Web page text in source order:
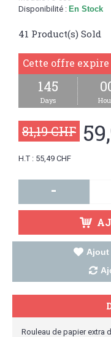
Disponibilité : En Stock
41 Product(s) Sold
Cette offre expire
145
Days
81,19 CHF
H.T : 55,49 CHF
-
Ajout
Rouleau de papier extra